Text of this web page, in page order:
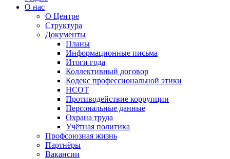
О нас
О Центре
Структура
Документы
Планы
Информационные письма
Итоги года
Коллективный договор
Кодекс профессиональной этики
НСОТ
Противодействие коррупции
Персональные данные
Охрана труда
Учётная политика
Профсоюзная жизнь
Партнёры
Вакансии